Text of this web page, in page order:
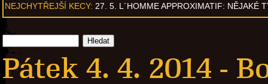
NEJCHYTŘEJŠÍ KECY: 27. 5. L´HOMME APPROXIMATIF: NĚJAKÉ
Pátek 4. 4. 2014 -